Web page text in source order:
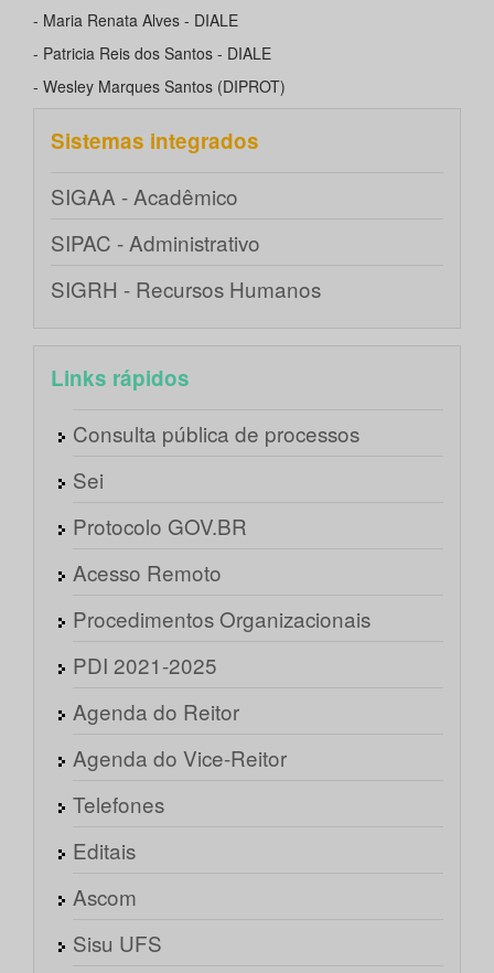
- Maria Renata Alves - DIALE
- Patricia Reis dos Santos - DIALE
- Wesley Marques Santos (DIPROT)
Sistemas integrados
SIGAA - Acadêmico
SIPAC - Administrativo
SIGRH - Recursos Humanos
Links rápidos
Consulta pública de processos
Sei
Protocolo GOV.BR
Acesso Remoto
Procedimentos Organizacionais
PDI 2021-2025
Agenda do Reitor
Agenda do Vice-Reitor
Telefones
Editais
Ascom
Sisu UFS